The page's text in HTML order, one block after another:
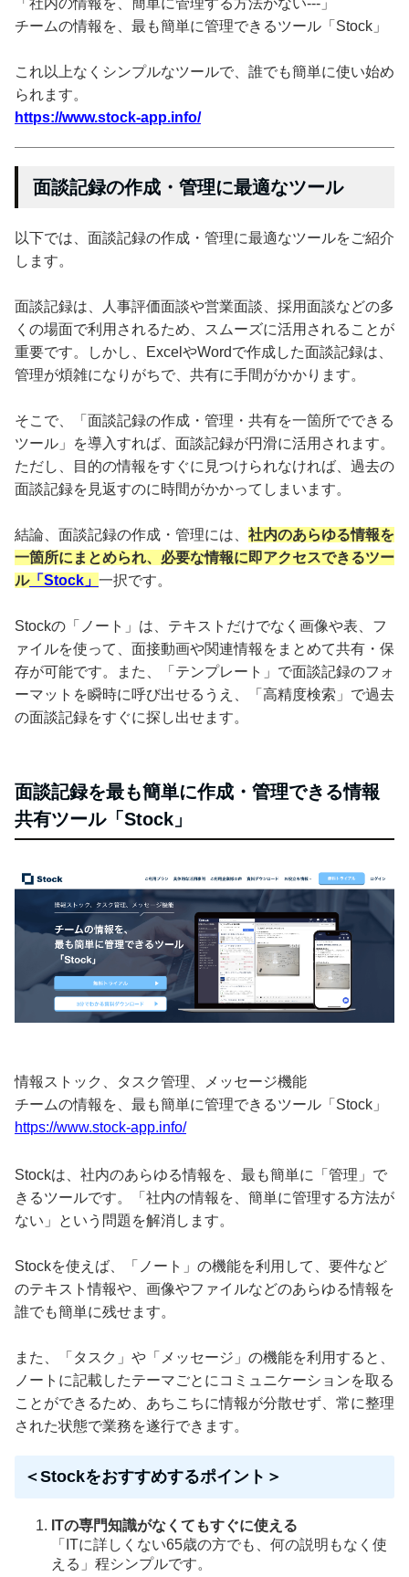
チームの情報を、最も簡単に管理できるツール「Stock」
これ以上なくシンプルなツールで、誰でも簡単に使い始め
られます。
https://www.stock-app.info/
面談記録の作成・管理に最適なツール
以下では、面談記録の作成・管理に最適なツールをご紹介
します。
面談記録は、人事評価面談や営業面談、採用面談などの多
くの場面で利用されるため、スムーズに活用されることが
重要です。しかし、ExcelやWordで作成した面談記録は、
管理が煩雑になりがちで、共有に手間がかかります。
そこで、「面談記録の作成・管理・共有を一箇所でできる
ツール」を導入すれば、面談記録が円滑に活用されます。
ただし、目的の情報をすぐに見つけられなければ、過去の
面談記録を見返すのに時間がかかってしまいます。
結論、面談記録の作成・管理には、 社内のあらゆる情報を
一箇所にまとめられ、必要な情報に即アクセスできるツー
ル「Stock」 一択です。
Stockの「ノート」は、テキストだけでなく画像や表、フ
ァイルを使って、面接動画や関連情報をまとめて共有・保
存が可能です。また、「テンプレート」で面談記録のフォ
ーマットを瞬時に呼び出せるうえ、「高精度検索」で過去
の面談記録をすぐに探し出せます。
面談記録を最も簡単に作成・管理できる情報
共有ツール「Stock」
情報ストック、タスク管理、メッセージ機能
チームの情報を、最も簡単に管理できるツール「Stock」
https://www.stock-app.info/
Stockは、社内のあらゆる情報を、最も簡単に「管理」で
きるツールです。「社内の情報を、簡単に管理する方法が
ない」という問題を解消します。
Stockを使えば、「ノート」の機能を利用して、要件など
のテキスト情報や、画像やファイルなどのあらゆる情報を
誰でも簡単に残せます。
また、「タスク」や「メッセージ」の機能を利用すると、
ノートに記載したテーマごとにコミュニケーションを取る
ことができるため、あちこちに情報が分散せず、常に整理
された状態で業務を遂行できます。
＜Stockをおすすめするポイント＞
ITの専門知識がなくてもすぐに使える
「ITに詳しくない65歳の方でも、何の説明もなく使
える」程シンプルです。